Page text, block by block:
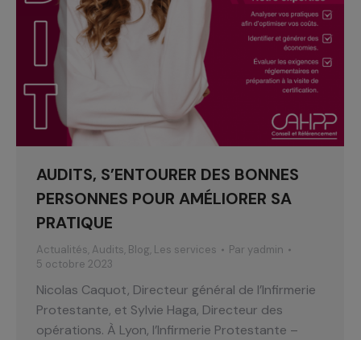
AUDITS, S’ENTOURER DES BONNES
PERSONNES POUR AMÉLIORER SA
PRATIQUE
Actualités, Audits, Blog, Les services Par yadmin
5 octobre 2023
Nicolas Caquot, Directeur général de l’Infirmerie
Protestante, et Sylvie Haga, Directeur des
opérations. À Lyon, l’Infirmerie Protestante –